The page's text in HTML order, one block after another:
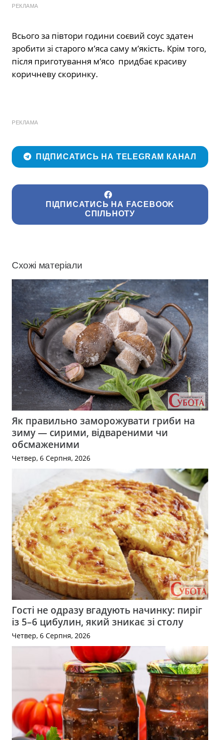
РЕКЛАМА
Всього за півтори години соєвий соус здатен
зробити зі старого м’яса саму м’якість. Крім того,
після приготування м’ясо придбає красиву
коричневу скоринку.
РЕКЛАМА
ПІДПИСАТИСЬ НА TELEGRAM КАНАЛ
ПІДПИСАТИСЬ НА FACEBOOK
СПІЛЬНОТУ
Схожі матеріали
Як правильно заморожувати гриби на
зиму — сирими, відвареними чи
обсмаженими
Четвер, 6 Серпня, 2026
Гості не одразу вгадують начинку: пиріг
із 5–6 цибулин, який зникає зі столу
Четвер, 6 Серпня, 2026